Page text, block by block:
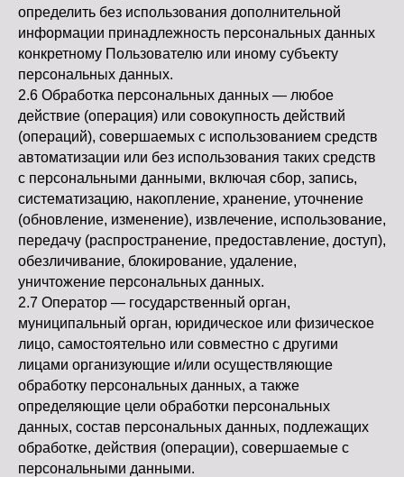
определить без использования дополнительной
информации принадлежность персональных данных
конкретному Пользователю или иному субъекту
персональных данных.
2.6 Обработка персональных данных — любое
действие (операция) или совокупность действий
(операций), совершаемых с использованием средств
автоматизации или без использования таких средств
с персональными данными, включая сбор, запись,
систематизацию, накопление, хранение, уточнение
(обновление, изменение), извлечение, использование,
передачу (распространение, предоставление, доступ),
обезличивание, блокирование, удаление,
уничтожение персональных данных.
2.7 Оператор — государственный орган,
муниципальный орган, юридическое или физическое
лицо, самостоятельно или совместно с другими
лицами организующие и/или осуществляющие
обработку персональных данных, а также
определяющие цели обработки персональных
данных, состав персональных данных, подлежащих
обработке, действия (операции), совершаемые с
персональными данными.